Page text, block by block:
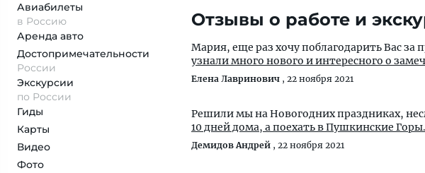
Авиабилеты
в Россию
Аренда авто
Достопримеча­тельности
России
Экскурсии
по России
Гиды
Карты
Видео
Фото
Отзывы о работе и
Мария, еще раз хочу поблагодарить Вас за
узнали много нового и интересного о
Елена Лавринович , 22 ноября 2021
Решили мы на Новогодних праздниках,
10 дней дома, а поехать в Пушкинские
Демидов Андрей , 22 ноября 2021